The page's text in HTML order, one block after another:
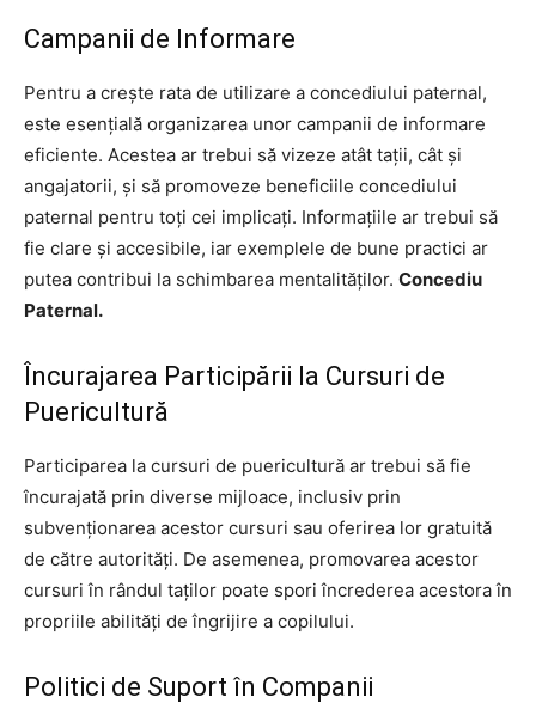
Campanii de Informare
Pentru a crește rata de utilizare a concediului paternal,
este esențială organizarea unor campanii de informare
eficiente. Acestea ar trebui să vizeze atât tații, cât și
angajatorii, și să promoveze beneficiile concediului
paternal pentru toți cei implicați. Informațiile ar trebui să
fie clare și accesibile, iar exemplele de bune practici ar
putea contribui la schimbarea mentalităților. Concediu
Paternal.
Încurajarea Participării la Cursuri de
Puericultură
Participarea la cursuri de puericultură ar trebui să fie
încurajată prin diverse mijloace, inclusiv prin
subvenționarea acestor cursuri sau oferirea lor gratuită
de către autorități. De asemenea, promovarea acestor
cursuri în rândul taților poate spori încrederea acestora în
propriile abilități de îngrijire a copilului.
Politici de Suport în Companii